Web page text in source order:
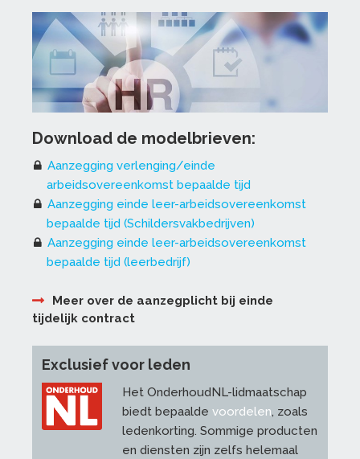
Download de modelbrieven:
Aanzegging verlenging/einde
arbeidsovereenkomst bepaalde tijd
Aanzegging einde leer-arbeidsovereenkomst
bepaalde tijd (Schildersvakbedrijven)
Aanzegging einde leer-arbeidsovereenkomst
bepaalde tijd (leerbedrijf)
Meer over de aanzegplicht bij einde
tijdelijk contract
Exclusief voor leden
Het OnderhoudNL-lidmaatschap
biedt bepaalde voordelen, zoals
ledenkorting. Sommige producten
en diensten zijn zelfs helemaal